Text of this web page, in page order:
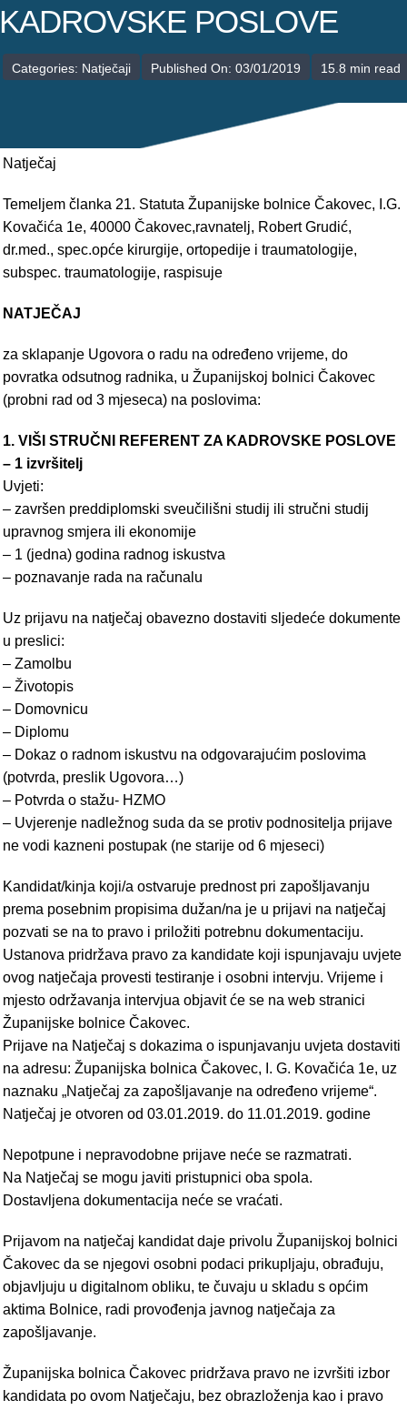
PALIJATIVNA SKRB
POSLOVE
Categories: Natječaji Published On: 03/01/2019 15.8 min read
Natječaj
Temeljem članka 21. Statuta Županijske bolnice Čakovec, I.G.
Kovačića 1e, 40000 Čakovec,ravnatelj, Robert Grudić,
dr.med., spec.opće kirurgije, ortopedije i traumatologije,
subspec. traumatologije, raspisuje
NATJEČAJ
za sklapanje Ugovora o radu na određeno vrijeme, do
povratka odsutnog radnika, u Županijskoj bolnici Čakovec
(probni rad od 3 mjeseca) na poslovima:
1. VIŠI STRUČNI REFERENT ZA KADROVSKE POSLOVE
– 1 izvršitelj
Uvjeti:
– završen preddiplomski sveučilišni studij ili stručni studij
upravnog smjera ili ekonomije
– 1 (jedna) godina radnog iskustva
– poznavanje rada na računalu
Uz prijavu na natječaj obavezno dostaviti sljedeće dokumente
u preslici:
– Zamolbu
– Životopis
– Domovnicu
– Diplomu
– Dokaz o radnom iskustvu na odgovarajućim poslovima
(potvrda, preslik Ugovora…)
– Potvrda o stažu- HZMO
– Uvjerenje nadležnog suda da se protiv podnositelja prijave
ne vodi kazneni postupak (ne starije od 6 mjeseci)
Kandidat/kinja koji/a ostvaruje prednost pri zapošljavanju
prema posebnim propisima dužan/na je u prijavi na natječaj
pozvati se na to pravo i priložiti potrebnu dokumentaciju.
Ustanova pridržava pravo za kandidate koji ispunjavaju uvjete
ovog natječaja provesti testiranje i osobni intervju. Vrijeme i
mjesto održavanja intervjua objavit će se na web stranici
Županijske bolnice Čakovec.
Prijave na Natječaj s dokazima o ispunjavanju uvjeta dostaviti
na adresu: Županijska bolnica Čakovec, I. G. Kovačića 1e, uz
naznaku „Natječaj za zapošljavanje na određeno vrijeme“.
Natječaj je otvoren od 03.01.2019. do 11.01.2019. godine
Nepotpune i nepravodobne prijave neće se razmatrati.
Na Natječaj se mogu javiti pristupnici oba spola.
Dostavljena dokumentacija neće se vraćati.
Prijavom na natječaj kandidat daje privolu Županijskoj bolnici
Čakovec da se njegovi osobni podaci prikupljaju, obrađuju,
objavljuju u digitalnom obliku, te čuvaju u skladu s općim
aktima Bolnice, radi provođenja javnog natječaja za
zapošljavanje.
Županijska bolnica Čakovec pridržava pravo ne izvršiti izbor
kandidata po ovom Natječaju, bez obrazloženja kao i pravo